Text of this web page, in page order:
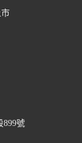
899號